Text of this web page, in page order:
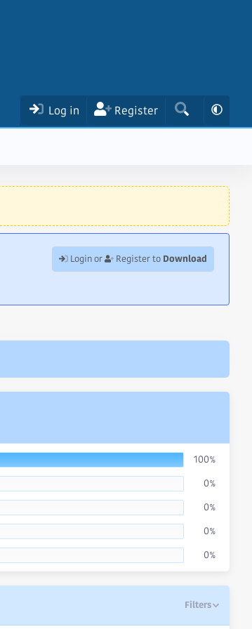
Log in Register
Login or Register to Download
100%
0%
0%
0%
0%
Filters